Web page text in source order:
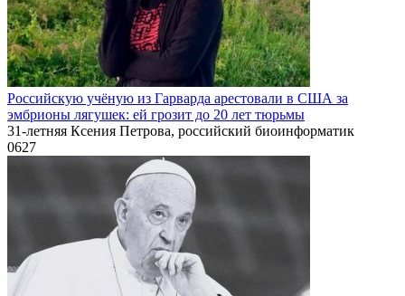
Российскую учёную из Гарварда арестовали в США за
эмбрионы лягушек: ей грозит до 20 лет тюрьмы
31-летняя Ксения Петрова, российский биоинформатик
0627